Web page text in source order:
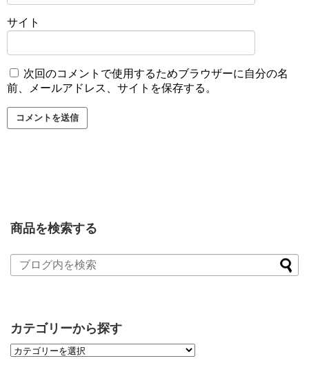
サイト
次回のコメントで使用するためブラウザーに自分の名
前、メールアドレス、サイトを保存する。
商品を検索する
カテゴリーから探す